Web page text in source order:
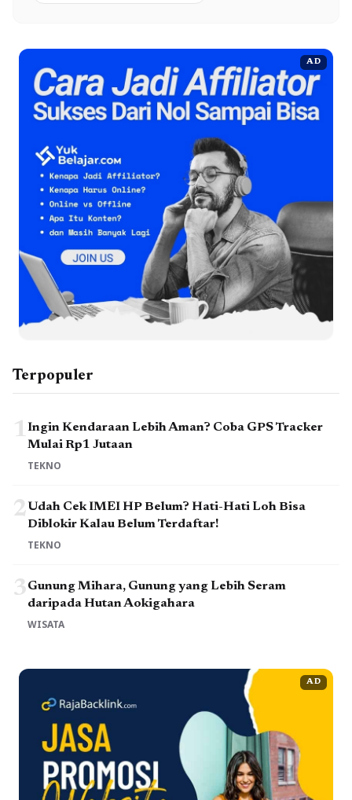
AD
Terpopuler
1Ingin Kendaraan Lebih Aman? Coba GPS Tracker
Mulai Rp1 Jutaan
TEKNO
2Udah Cek IMEI HP Belum? Hati-Hati Loh Bisa
Diblokir Kalau Belum Terdaftar!
TEKNO
3Gunung Mihara, Gunung yang Lebih Seram
daripada Hutan Aokigahara
WISATA
AD